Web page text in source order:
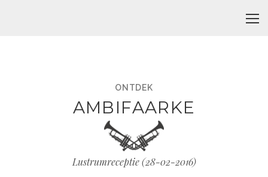
ONTDEK
AMBIFAARKE
Lustrumreceptie (28-02-2016)